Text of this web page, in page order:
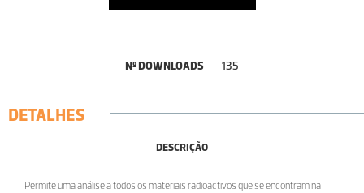
Nº DOWNLOADS 135
DETALHES
DESCRIÇÃO
Permite uma análise a todos os materiais radioactivos que se encontram na